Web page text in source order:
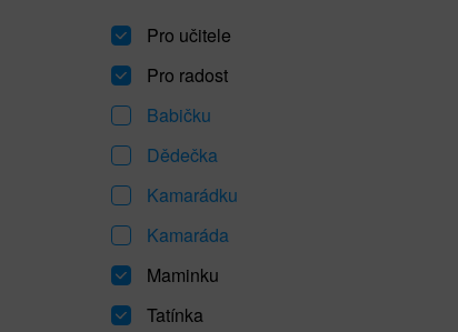
Pro učitele
Pro radost
Babičku
Dědečka
Kamarádku
Kamaráda
Maminku
Tatínka